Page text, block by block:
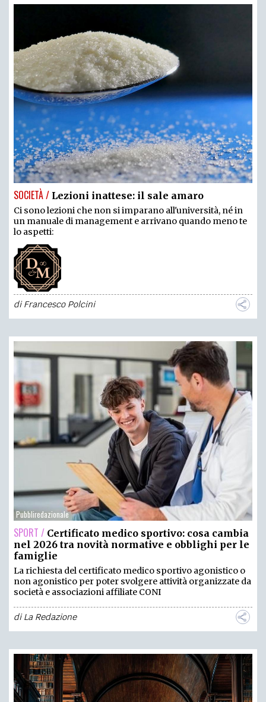
SOCIETÀ / Lezioni inattese: il sale amaro
Ci sono lezioni che non si imparano all'università, né in
un manuale di management e arrivano quando meno te
lo aspetti:
diFrancesco Polcini
Pubbliredazionale
SPORT / Certificato medico sportivo: cosa cambia
nel 2026 tra novità normative e obblighi per le
famiglie
La richiesta del certificato medico sportivo agonistico o
non agonistico per poter svolgere attività organizzate da
società e associazioni affiliate CONI
diLa Redazione